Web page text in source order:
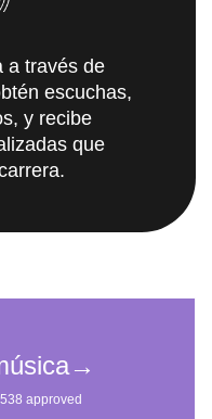
a través de
escuchas,
y recibe
que